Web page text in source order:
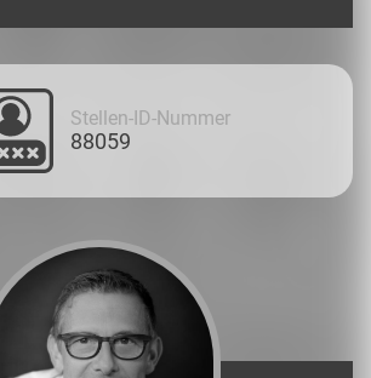
Stellen-ID-Nummer
88059